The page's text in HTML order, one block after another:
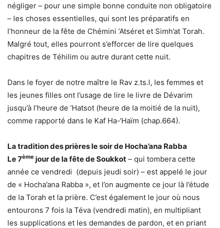
négliger – pour une simple bonne conduite non obligatoire
– les choses essentielles, qui sont les préparatifs en
l’honneur de la fête de Chémini ‘Atséret et Simh’at Torah.
Malgré tout, elles pourront s’efforcer de lire quelques
chapitres de Téhilim ou autre durant cette nuit.
Dans le foyer de notre maître le Rav z.ts.l, les femmes et
les jeunes filles ont l’usage de lire le livre de Dévarim
jusqu’à l’heure de ‘Hatsot (heure de la moitié de la nuit),
comme rapporté dans le Kaf Ha-‘Haïm (chap.664).
La tradition des prières le soir de Hocha’ana Rabba
Le 7ème jour de la fête de Soukkot – qui tombera cette
année ce vendredi (depuis jeudi soir) – est appelé le jour
de « Hocha’ana Rabba », et l’on augmente ce jour là l’étude
de la Torah et la prière. C’est également le jour où nous
entourons 7 fois la Téva (vendredi matin), en multipliant
les supplications et les demandes de pardon, et en priant